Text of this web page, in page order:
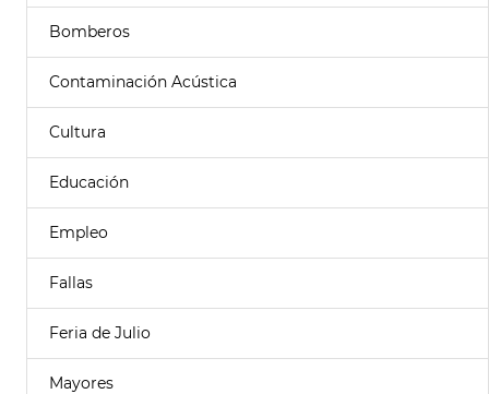
Bomberos
Contaminación Acústica
Cultura
Educación
Empleo
Fallas
Feria de Julio
Mayores